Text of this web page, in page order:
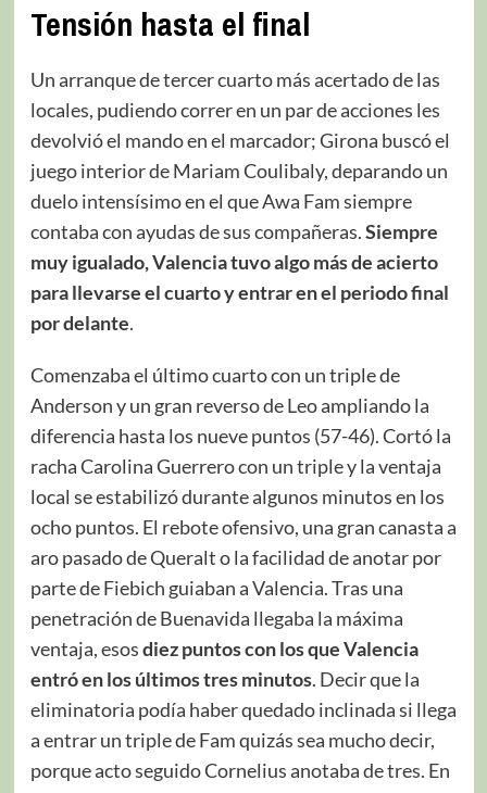
Tensión hasta el final
Un arranque de tercer cuarto más acertado de las
locales, pudiendo correr en un par de acciones les
devolvió el mando en el marcador; Girona buscó el
juego interior de Mariam Coulibaly, deparando un
duelo intensísimo en el que Awa Fam siempre
contaba con ayudas de sus compañeras.Siempre
muy igualado, Valencia tuvo algo más de acierto
para llevarse el cuarto y entrar en el periodo final
por delante.
Comenzaba el último cuarto con un triple de
Anderson y un gran reverso de Leo ampliando la
diferencia hasta los nueve puntos (57-46). Cortó la
racha Carolina Guerrero con un triple y la ventaja
local se estabilizó durante algunos minutos en los
ocho puntos. El rebote ofensivo, una gran canasta a
aro pasado de Queralt o la facilidad de anotar por
parte de Fiebich guiaban a Valencia. Tras una
penetración de Buenavida llegaba la máxima
ventaja, esosdiez puntos con los que Valencia
entró en los últimos tres minutos. Decir que la
eliminatoria podía haber quedado inclinada si llega
a entrar un triple de Fam quizás sea mucho decir,
porque acto seguido Cornelius anotaba de tres. En